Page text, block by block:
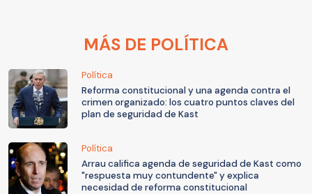
MÁS DE POLÍTICA
Política
Reforma constitucional y una agenda contra el
crimen organizado: los cuatro puntos claves del
plan de seguridad de Kast
Política
Arrau califica agenda de seguridad de Kast como
"respuesta muy contundente" y explica
necesidad de reforma constitucional